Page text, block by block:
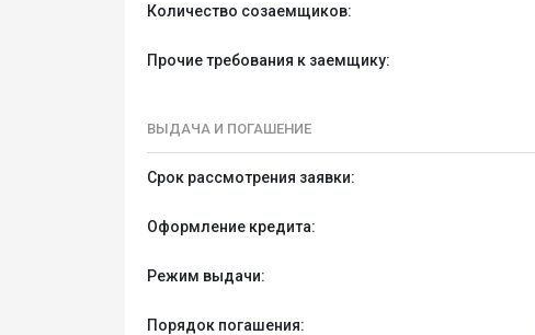
Количество созаемщиков:
Прочие требования к заемщику:
ВЫДАЧА И ПОГАШЕНИЕ
Срок рассмотрения заявки:
Оформление кредита:
Режим выдачи:
Порядок погашения: